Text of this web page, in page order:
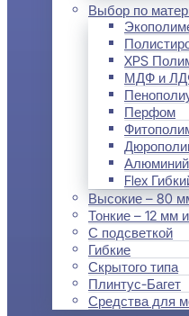
Выбор по
XPS
МДФ и
Перфом
Алюминий
Flex
Высокие – 80
Тонкие – 12 мм
С подсветкой
Гибкие
Скрытого типа
Плинтус-Багет
Средства для